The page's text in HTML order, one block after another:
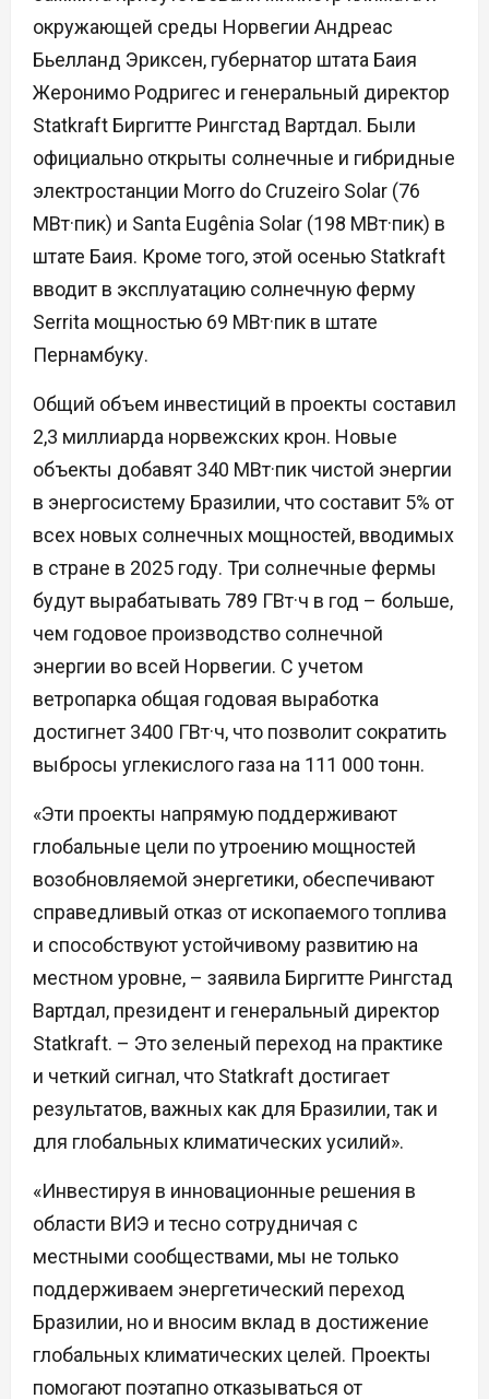
окружающей среды Норвегии Андреас
Бьелланд Эриксен, губернатор штата Баия
Жеронимо Родригес и генеральный директор
Statkraft Биргитте Рингстад Вартдал. Были
официально открыты солнечные и гибридные
электростанции Morro do Cruzeiro Solar (76
МВт·пик) и Santa Eugênia Solar (198 МВт·пик) в
штате Баия. Кроме того, этой осенью Statkraft
вводит в эксплуатацию солнечную ферму
Serrita мощностью 69 МВт·пик в штате
Пернамбуку.
Общий объем инвестиций в проекты составил
2,3 миллиарда норвежских крон. Новые
объекты добавят 340 МВт·пик чистой энергии
в энергосистему Бразилии, что составит 5% от
всех новых солнечных мощностей, вводимых
в стране в 2025 году. Три солнечные фермы
будут вырабатывать 789 ГВт·ч в год – больше,
чем годовое производство солнечной
энергии во всей Норвегии. С учетом
ветропарка общая годовая выработка
достигнет 3400 ГВт·ч, что позволит сократить
выбросы углекислого газа на 111 000 тонн.
«Эти проекты напрямую поддерживают
глобальные цели по утроению мощностей
возобновляемой энергетики, обеспечивают
справедливый отказ от ископаемого топлива
и способствуют устойчивому развитию на
местном уровне, – заявила Биргитте Рингстад
Вартдал, президент и генеральный директор
Statkraft. – Это зеленый переход на практике
и четкий сигнал, что Statkraft достигает
результатов, важных как для Бразилии, так и
для глобальных климатических усилий».
«Инвестируя в инновационные решения в
области ВИЭ и тесно сотрудничая с
местными сообществами, мы не только
поддерживаем энергетический переход
Бразилии, но и вносим вклад в достижение
глобальных климатических целей. Проекты
помогают поэтапно отказываться от